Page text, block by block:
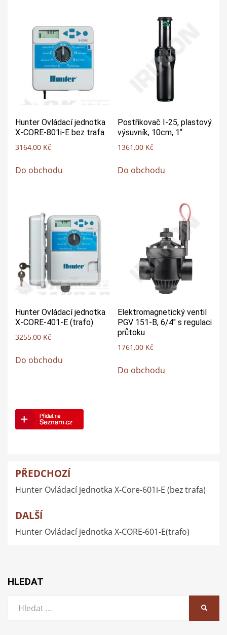
Hunter Ovládací jednotka
X-CORE-801i-E bez trafa
3164,00 Kč
Do obchodu
Postřikovač I-25, plastový
výsuvník, 10cm, 1“
1361,00 Kč
Do obchodu
Hunter Ovládací jednotka
X-CORE-401-E (trafo)
3255,00 Kč
Do obchodu
Elektromagnetický ventil
PGV 151-B, 6/4″ s regulaci
průtoku
1761,00 Kč
Do obchodu
Navigace
pro
příspěvek
PŘEDCHOZÍ
Hunter Ovládací jednotka X-Core-601i-E (bez trafa)
DALŠÍ
Hunter Ovládací jednotka X-CORE-601-E(trafo)
HLEDAT